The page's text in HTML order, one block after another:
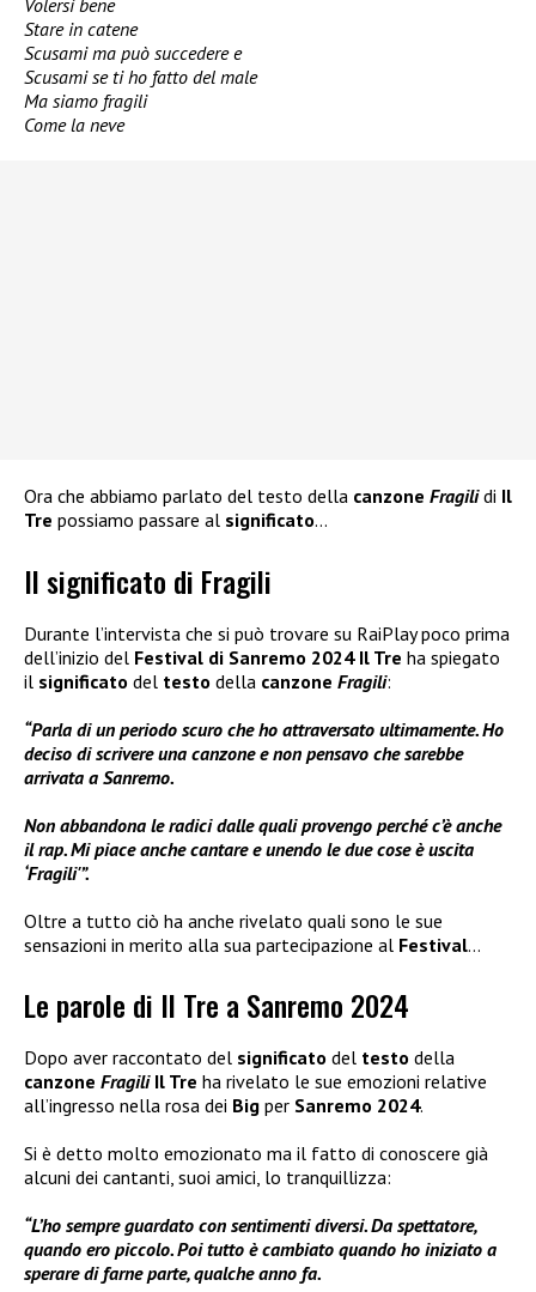
Volersi bene
Stare in catene
Scusami ma può succedere e
Scusami se ti ho fatto del male
Ma siamo fragili
Come la neve
Ora che abbiamo parlato del testo della canzone Fragilidi Il
Tre possiamo passare al significato…
Il significato di Fragili
Durante l’intervista che si può trovare su RaiPlay poco prima
dell’inizio del Festival di Sanremo 2024 Il Tre ha spiegato
il significato del testo della canzone Fragili:
“Parla di un periodo scuro che ho attraversato ultimamente. Ho
deciso di scrivere una canzone e non pensavo che sarebbe
arrivata a Sanremo.
Non abbandona le radici dalle quali provengo perché c’è anche
il rap. Mi piace anche cantare e unendo le due cose è uscita
‘Fragili'”.
Oltre a tutto ciò ha anche rivelato quali sono le sue
sensazioni in merito alla sua partecipazione al Festival…
Le parole di Il Tre a Sanremo 2024
Dopo aver raccontato del significato del testo della
canzone Fragili Il Tre ha rivelato le sue emozioni relative
all’ingresso nella rosa dei Big per Sanremo 2024.
Si è detto molto emozionato ma il fatto di conoscere già
alcuni dei cantanti, suoi amici, lo tranquillizza:
“L’ho sempre guardato con sentimenti diversi. Da spettatore,
quando ero piccolo. Poi tutto è cambiato quando ho iniziato a
sperare di farne parte, qualche anno fa.